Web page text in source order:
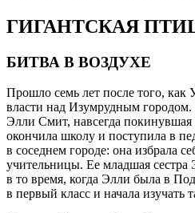
ГИГАНТСКАЯ
БИТВА В ВОЗДУХЕ
Прошло семь лет после того,
власти над Изумрудным
Элли Смит, навсегда
окончила школу и поступила в
в соседнем городе: она избрала
учительницы. Ее младшая сестра
в то время, когда Элли была в
в первый класс и начала изучать